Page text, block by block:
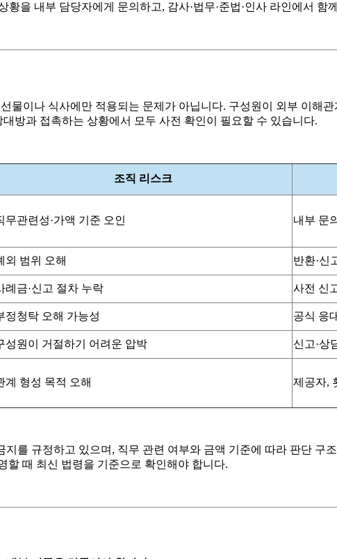
황을 내부 담당자에게 문의하고, 감사·법무·준법·인사 라인에서 함
물이나 식사에만 적용되는 문제가 아닙니다. 구성원이 외부 이해
방과 접촉하는 상황에서 모두 사전 확인이 필요할 수 있습니다.
조직 리스크
무관련성·가액 기준 오인 내부 문
외 범위 오해 반환·신
례금·신고 절차 누락 사전 신
정청탁 오해 가능성 공식 응
성원이 거절하기 어려운 압박 신고·상
계 형성 목적 오해 제공자,
지를 규정하고 있으며, 직무 관련 여부와 금액 기준에 따라 판단
할 때 최신 법령을 기준으로 확인해야 합니다.